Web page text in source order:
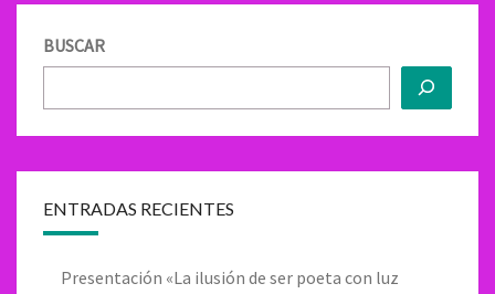
BUSCAR
ENTRADAS RECIENTES
Presentación «La ilusión de ser poeta con luz